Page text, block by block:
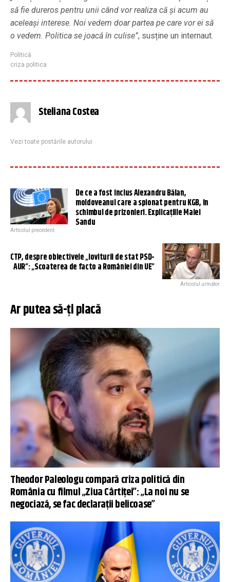
să fie dureros pentru unii când vor realiza că și acum au
aceleași interese. Noi vedem doar partea pe care vor ei să
o vedem. Politica se joacă în culise”, susține un internaut.
Politică
criza politica
Steliana Costea
Vezi toate postările autorului
De ce a fost inclus Alexandru Bălan,
moldoveanul care a spionat pentru KGB, în
schimbul de prizonieri. Explicațiile Maiei
Sandu
Articolul precedent
CTP, despre obiectivele „loviturii de stat PSD-
AUR”: „Scoaterea de facto a României din UE”
Articolul următor
Ar putea să-ți placă
Theodor Paleologu compară criza politică din
România cu filmul „Ziua Cârtiței”: „La noi nu se
negociază, se fac declarații belicoase”